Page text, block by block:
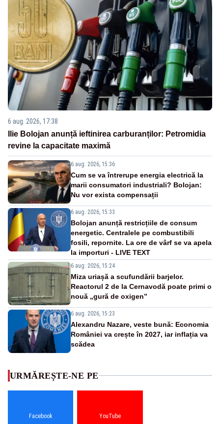
6 aug. 2026, 17:38
Ilie Bolojan anunță ieftinirea carburanților: Petromidia
revine la capacitate maximă
6 aug. 2026, 15:36
Cum se va întrerupe energia electrică la
marii consumatori industriali? Bolojan:
Nu vor exista compensații
6 aug. 2026, 15:33
Bolojan anunță restricțiile de consum
energetic. Centralele pe combustibili
fosili, repornite. La ore de vârf se va apela
la importuri - LIVE TEXT
6 aug. 2026, 15:24
Miza uriașă a scufundării barjelor.
Reactorul 2 de la Cernavodă poate primi o
nouă „gură de oxigen”
6 aug. 2026, 15:23
Alexandru Nazare, veste bună: Economia
României va crește în 2027, iar inflația va
scădea
URMĂREȘTE-NE PE
Facebook YouTube